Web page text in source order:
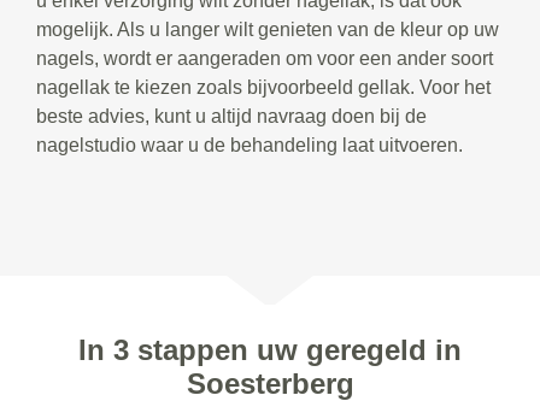
mogelijk. Als u langer wilt genieten van de kleur op uw
nagels, wordt er aangeraden om voor een ander soort
nagellak te kiezen zoals bijvoorbeeld gellak. Voor het
beste advies, kunt u altijd navraag doen bij de
nagelstudio waar u de behandeling laat uitvoeren.
In 3 stappen uw geregeld in
Soesterberg